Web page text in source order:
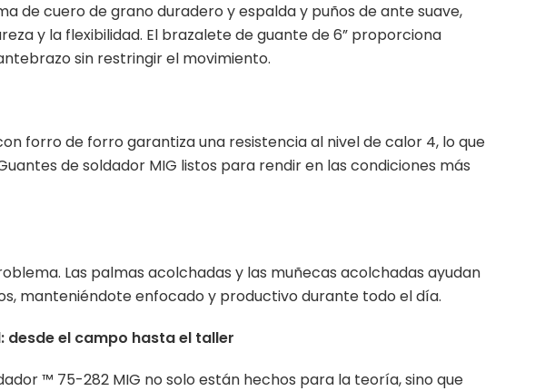
de cuero de grano duradero y espalda y puños de ante suave,
y la flexibilidad. El brazalete de guante de 6” proporciona
sin restringir el movimiento.
forro de forro garantiza una resistencia al nivel de calor 4, lo que
de soldador MIG listos para rendir en las condiciones más
Las palmas acolchadas y las muñecas acolchadas ayudan
manteniéndote enfocado y productivo durante todo el día.
desde el campo hasta el taller
™ 75-282 MIG no solo están hechos para la teoría, sino que